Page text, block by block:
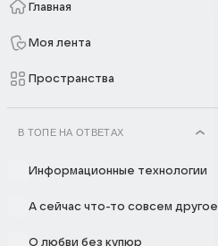
Главная
Моя лента
Пространства
В ТОПЕ НА ОТВЕТАХ
Информационные технологии
А сейчас что-то совсем другое
О любви без купюр